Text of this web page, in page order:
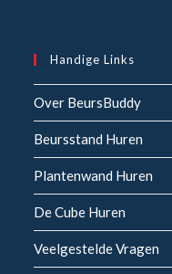
Handige Links
Over BeursBuddy
Beursstand Huren
Plantenwand Huren
De Cube Huren
Veelgestelde Vragen